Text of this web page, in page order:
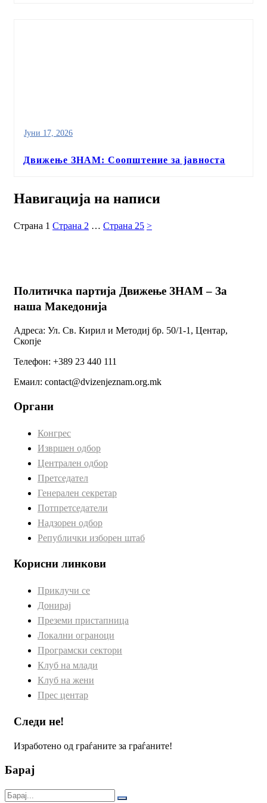
Јуни 17, 2026
Движење ЗНАМ: Соопштение за јавноста
Навигација на написи
Страна 1 Страна 2 … Страна 25 >
Политичка партија Движење ЗНАМ – За
наша Македонија
Адреса: Ул. Св. Кирил и Методиј бр. 50/1-1, Центар,
Скопје
Телефон: +389 23 440 111
Емаил: contact@dvizenjeznam.org.mk
Органи
Конгрес
Извршен одбор
Централен одбор
Претседател
Генерален секретар
Потпретседатели
Надзорен одбор
Републички изборен штаб
Корисни линкови
Приклучи се
Донирај
Преземи пристапница
Локални ограноци
Програмски сектори
Клуб на млади
Клуб на жени
Прес центар
Следи не!
Изработено од граѓаните за граѓаните!
Барај